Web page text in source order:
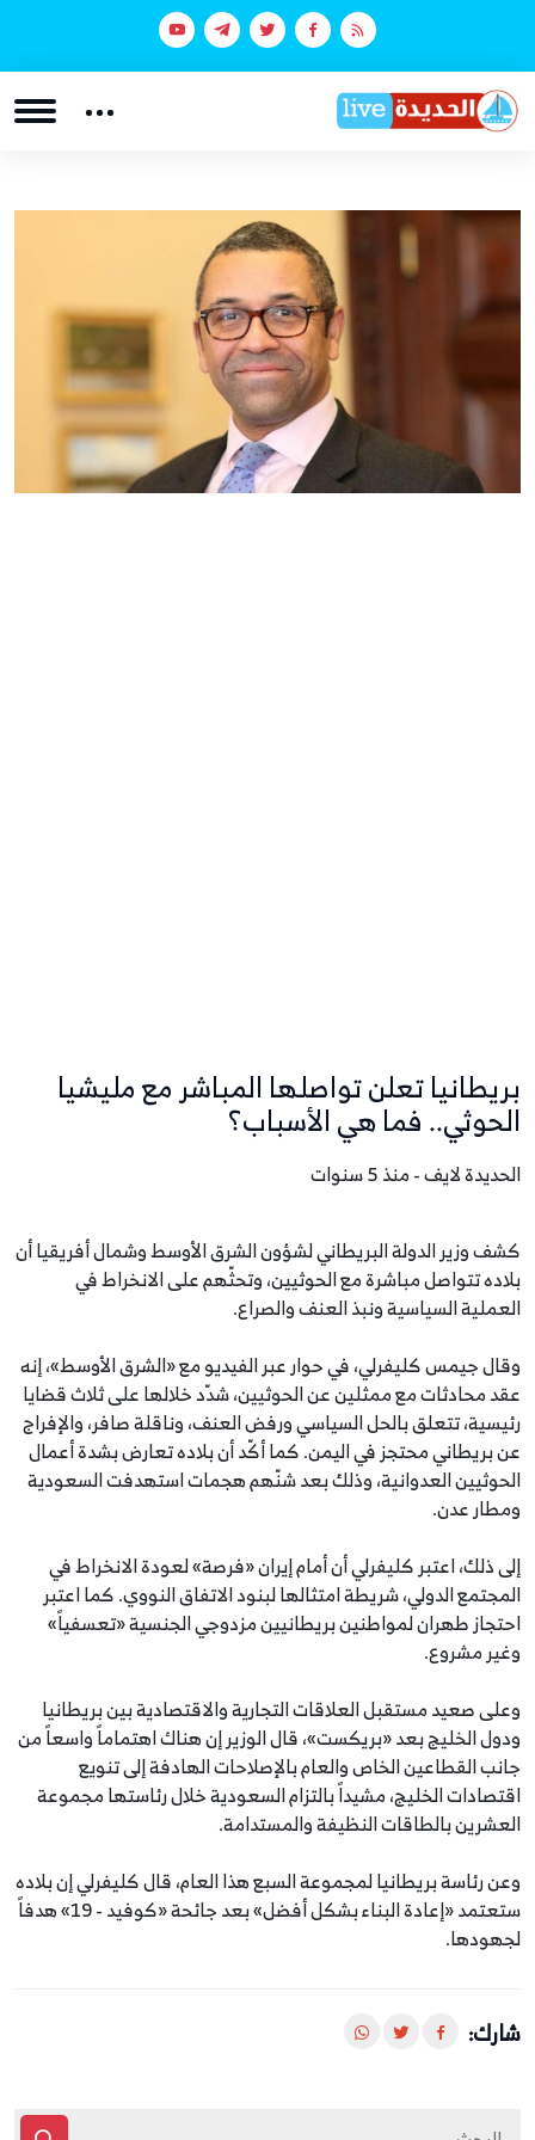
بريطانيا تعلن تواصلها المباشر مع مليشيا
الحوثي.. فما هي الأسباب؟
الحديدة لايف - منذ 5 سنوات
كشف وزير الدولة البريطاني لشؤون الشرق الأوسط وشمال أفريقيا أن
بلاده تتواصل مباشرة مع الحوثيين، وتحثّهم على الانخراط في
العملية السياسية ونبذ العنف والصراع.
وقال جيمس كليفرلي، في حوار عبر الفيديو مع «الشرق الأوسط»، إنه
عقد محادثات مع ممثلين عن الحوثيين، شدّد خلالها على ثلاث قضايا
رئيسية، تتعلق بالحل السياسي ورفض العنف، وناقلة صافر، والإفراج
عن بريطاني محتجز في اليمن. كما أكّد أن بلاده تعارض بشدة أعمال
الحوثيين العدوانية، وذلك بعد شنّهم هجمات استهدفت السعودية
ومطار عدن.
إلى ذلك، اعتبر كليفرلي أن أمام إيران «فرصة» لعودة الانخراط في
المجتمع الدولي، شريطة امتثالها لبنود الاتفاق النووي. كما اعتبر
احتجاز طهران لمواطنين بريطانيين مزدوجي الجنسية «تعسفياً»
وغير مشروع.
وعلى صعيد مستقبل العلاقات التجارية والاقتصادية بين بريطانيا
ودول الخليج بعد «بريكست»، قال الوزير إن هناك اهتماماً واسعاً من
جانب القطاعين الخاص والعام بالإصلاحات الهادفة إلى تنويع
اقتصادات الخليج، مشيداً بالتزام السعودية خلال رئاستها مجموعة
العشرين بالطاقات النظيفة والمستدامة.
وعن رئاسة بريطانيا لمجموعة السبع هذا العام، قال كليفرلي إن بلاده
ستعتمد «إعادة البناء بشكل أفضل» بعد جائحة «كوفيد - 19» هدفاً
لجهودها.
شارك: